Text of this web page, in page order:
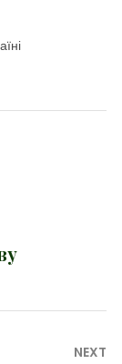
NEXT